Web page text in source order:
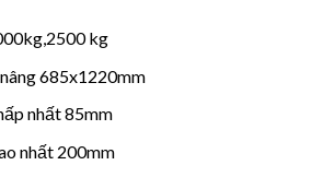
kg
685x1220mm
nhất 85mm
nhất 200mm